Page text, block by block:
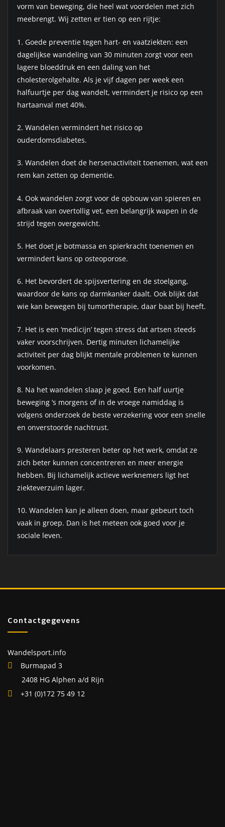
vorm van beweging, die heel wat voordelen met zich
meebrengt. Wij zetten er tien op een rijtje:
1. Goede preventie tegen hart- en vaatziekten: een
dagelijkse wandeling van 30 minuten zorgt voor een
lagere bloeddruk en een daling van het
cholesterolgehalte. Als je vijf dagen per week een
halfuurtje per dag wandelt, vermindert je risico op een
hartaanval met 40%.
2. Wandelen vermindert het risico op
ouderdomsdiabetes.
3. Wandelen doet de hersenactiviteit toenemen, wat een
rem kan zetten op dementie.
4. Ook wandelen zorgt voor de opbouw van spieren en
afbraak van overtollig vet, een belangrijk wapen in de
strijd tegen overgewicht.
5. Het doet je botmassa en spierkracht toenemen en
vermindert kans op osteoporose.
6. Het bevordert de spijsvertering en de stoelgang,
waardoor de kans op darmkanker daalt. Ook blijkt dat
wie kan bewegen bij tumortherapie, daar baat bij heeft.
7. Het is een ‘medicijn’ tegen stress dat artsen steeds
vaker voorschrijven. Dertig minuten lichamelijke
activiteit per dag blijkt mentale problemen te kunnen
voorkomen.
8. Na het wandelen slaap je goed. Een half uurtje
beweging ’s morgens of in de vroege namiddag is
volgens onderzoek de beste verzekering voor een snelle
en onverstoorde nachtrust.
9. Wandelaars presteren beter op het werk, omdat ze
zich beter kunnen concentreren en meer energie
hebben. Bij lichamelijk actieve werknemers ligt het
ziekteverzuim lager.
10. Wandelen kan je alleen doen, maar gebeurt toch
vaak in groep. Dan is het meteen ook goed voor je
sociale leven.
Contactgegevens
Wandelsport.info
Burmapad 3
2408 HG Alphen a/d Rijn
+31 (0)172 75 49 12